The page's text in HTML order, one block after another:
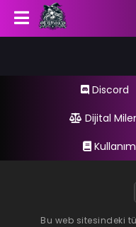
Discord
Dijital
Bu web sitesindeki